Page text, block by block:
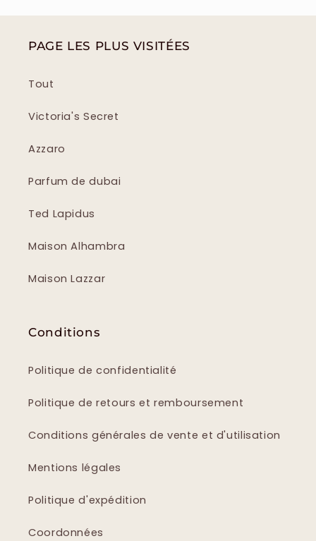
PAGE LES PLUS VISITÉES
Tout
Victoria's Secret
Azzaro
Parfum de dubai
Ted Lapidus
Maison Alhambra
Maison Lazzar
Conditions
Politique de confidentialité
Politique de retours et remboursement
Conditions générales de vente et d'utilisation
Mentions légales
Politique d'expédition
Coordonnées